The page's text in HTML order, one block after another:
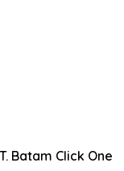
Batam Click One